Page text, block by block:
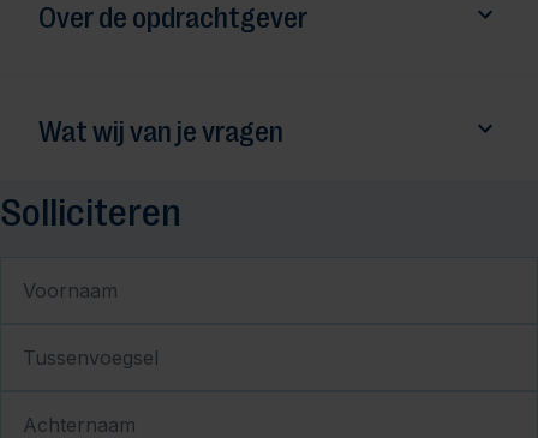
Over de opdrachtgever
Wat wij van je vragen
Solliciteren
Voornaam
Tussenvoegsel
Achternaam